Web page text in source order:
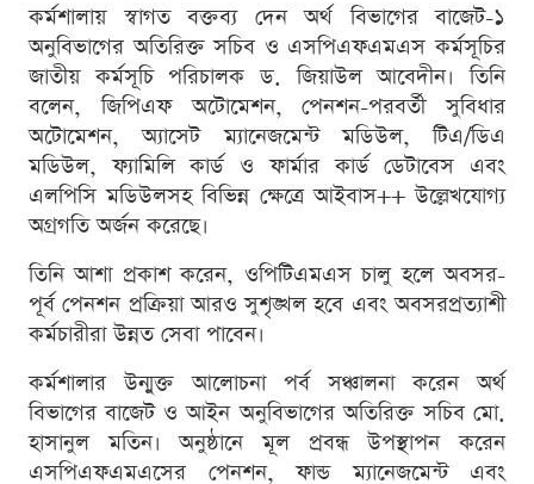
কর্মশালায় স্বাগত বক্তব্য দেন অর্থ বিভাগের বাজেট-১
অনুবিভাগের অতিরিক্ত সচিব ও এসপিএফএমএস কর্মসূচির
জাতীয় কর্মসূচি পরিচালক ড. জিয়াউল আবেদীন। তিনি
বলেন, জিপিএফ অটোমেশন, পেনশন-পরবর্তী সুবিধার
অটোমেশন, অ্যাসেট ম্যানেজমেন্ট মডিউল, টিএ/ডিএ
মডিউল, ফ্যামিলি কার্ড ও ফার্মার কার্ড ডেটাবেস এবং
এলপিসি মডিউলসহ বিভিন্ন ক্ষেত্রে আইবাস++ উল্লেখযোগ্য
অগ্রগতি অর্জন করেছে।
তিনি আশা প্রকাশ করেন, ওপিটিএমএস চালু হলে অবসর-
পূর্ব পেনশন প্রক্রিয়া আরও সুশৃঙ্খল হবে এবং অবসরপ্রত্যাশী
কর্মচারীরা উন্নত সেবা পাবেন।
কর্মশালার উন্মুক্ত আলোচনা পর্ব সঞ্চালনা করেন অর্থ
বিভাগের বাজেট ও আইন অনুবিভাগের অতিরিক্ত সচিব মো.
হাসানুল মতিন। অনুষ্ঠানে মূল প্রবন্ধ উপস্থাপন করেন
এসপিএফএমএসের পেনশন, ফান্ড ম্যানেজমেন্ট এবং